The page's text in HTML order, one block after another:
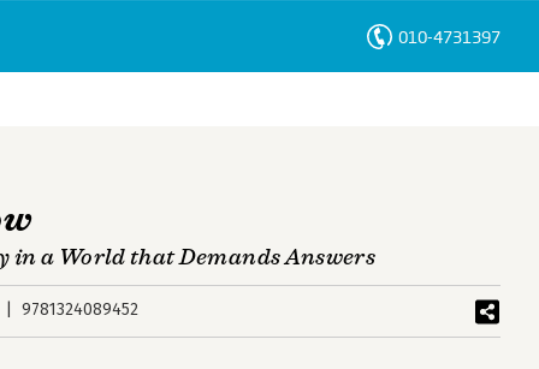
010-4731397
in a World that Demands Answers
9781324089452
Personen